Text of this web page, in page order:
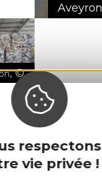
respectons
vie privée !
Aveyron
,©